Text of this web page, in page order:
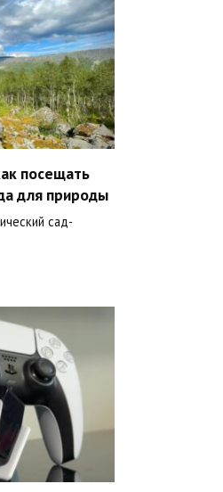
посещать
для природы
сад-